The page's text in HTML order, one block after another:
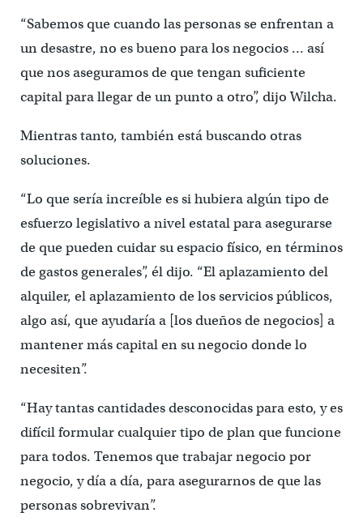
“Sabemos que cuando las personas se enfrentan a
un desastre, no es bueno para los negocios … así
que nos aseguramos de que tengan suficiente
capital para llegar de un punto a otro”, dijo Wilcha.
Mientras tanto, también está buscando otras
soluciones.
“Lo que sería increíble es si hubiera algún tipo de
esfuerzo legislativo a nivel estatal para asegurarse
de que pueden cuidar su espacio físico, en términos
de gastos generales”, él dijo. “El aplazamiento del
alquiler, el aplazamiento de los servicios públicos,
algo así, que ayudaría a [los dueños de negocios] a
mantener más capital en su negocio donde lo
necesiten”.
“Hay tantas cantidades desconocidas para esto, y es
difícil formular cualquier tipo de plan que funcione
para todos. Tenemos que trabajar negocio por
negocio, y día a día, para asegurarnos de que las
personas sobrevivan”.